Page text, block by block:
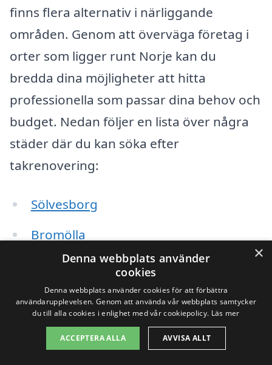
finns flera alternativ i närliggande
områden. Genom att överväga företag i
orter som ligger runt Norje kan du
bredda dina möjligheter att hitta
professionella som passar dina behov och
budget. Nedan följer en lista över några
städer där du kan söka efter
takrenovering:
Sölvesborg
Bromölla
Olofström
Växjö
Karlshamn
Kristianstad
×
Denna webbplats använder
cookies
Denna webbplats använder cookies för att förbättra
användarupplevelsen. Genom att använda vår webbplats samtycker
du till alla cookies i enlighet med vår cookiepolicy. Läs mer
ACCEPTERA ALLA AVVISA ALLT